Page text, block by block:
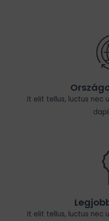
It elit tellus, luctus nec
It elit tellus, luctus nec